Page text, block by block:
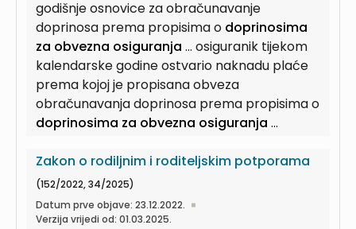
godišnje osnovice za obračunavanje
doprinosa prema propisima o doprinosima
za obvezna osiguranja ... osiguranik tijekom
kalendarske godine ostvario naknadu plaće
prema kojoj je propisana obveza
obračunavanja doprinosa prema propisima o
doprinosima za obvezna osiguranja ...
Zakon o rodiljnim i roditeljskim potporama
(152/2022, 34/2025)
Datum prve objave: 23.12.2022.
Verzija vrijedi od: 01.03.2025.